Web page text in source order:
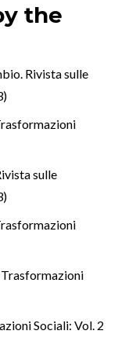
the
Rivista sulle
sulle
Sociali: Vol. 2